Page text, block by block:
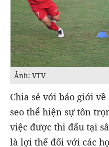
Ảnh: VTV
Chia sẻ với báo giới
seo thể hiện sự tôn
việc được thi đấu tại
là lợi thế đối với các